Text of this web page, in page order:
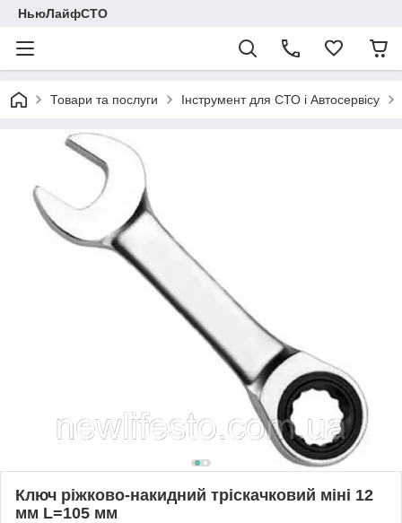
НьюЛайфСТО
Товари та послуги Інструмент для СТО і Автосервісу
Ключ ріжково-накидний тріскачковий міні 12
мм L=105 мм